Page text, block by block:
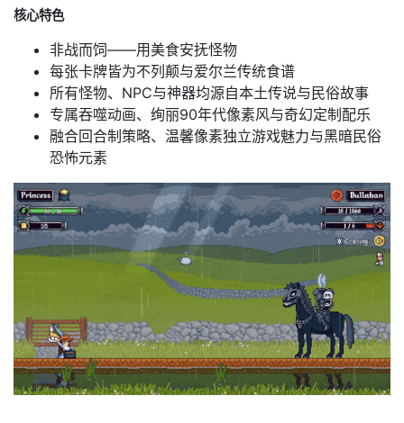
核心特色
非战而饲——用美食安抚怪物
每张卡牌皆为不列颠与爱尔兰传统食谱
所有怪物、NPC与神器均源自本土传说与民俗故事
专属吞噬动画、绚丽90年代像素风与奇幻定制配乐
融合回合制策略、温馨像素独立游戏魅力与黑暗民俗
恐怖元素